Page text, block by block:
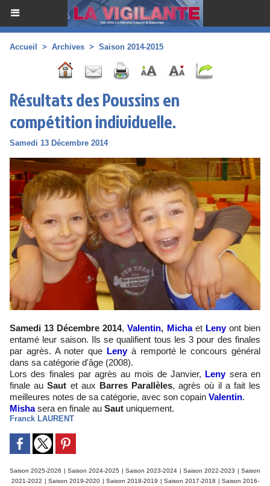
Accueil > Archives > Saison 2014-2015
Résultats des Poussins en
compétition individuelle.
Samedi 13 Décembre 2014
Samedi 13 Décembre 2014,Valentin, Micha et Leny ont bien
entamé leur saison. Ils se qualifient tous les 3 pour des finales
par agrès. A noter que Leny à remporté le concours général
dans sa catégorie d'âge (2008).
Lors des finales par agrès au mois de Janvier, Leny sera en
finale auSaut et aux Barres Parallèles, agrès où il a fait les
meilleures notes de sa catégorie, avec son copain Valentin.
Mishasera en finale au Saut uniquement.
Franck LAURENT
Saison 2025-2026 | Saison 2024-2025 | Saison 2023-2024 | Saison 2022-2023 | Saison
2021-2022 | Saison 2019-2020 | Saison 2018-2019 | Saison 2017-2018 | Saison 2016-